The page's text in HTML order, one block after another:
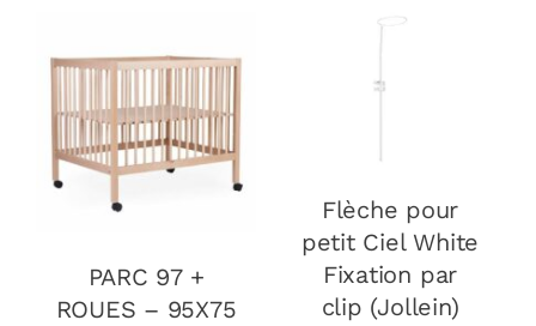
AJOUTER AU
PANIER
DÉTAILS
PARC 97 +
ROUES – 95X75
PANIER
Flèche pour
petit Ciel White
Fixation par
clip (Jollein)